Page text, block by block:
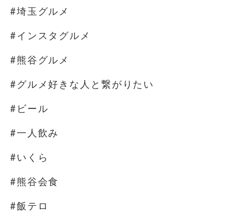
#埼玉グルメ
#インスタグルメ
#熊谷グルメ
#グルメ好きな人と繋がりたい
#ビール
#一人飲み
#いくら
#熊谷会食
#飯テロ